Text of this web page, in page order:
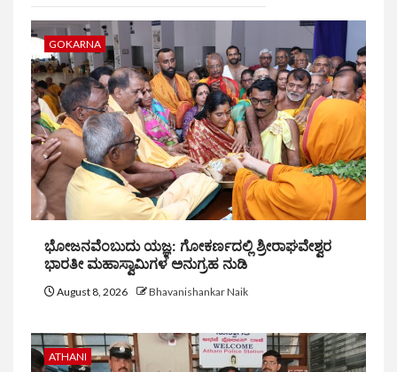
GOKARNA
ಭೋಜನವೆಂಬುದು ಯಜ್ಞ: ಗೋಕರ್ಣದಲ್ಲಿ ಶ್ರೀರಾಘವೇಶ್ವರ
ಭಾರತೀ ಮಹಾಸ್ವಾಮಿಗಳ ಅನುಗ್ರಹ ನುಡಿ
August 8, 2026 Bhavanishankar Naik
ATHANI